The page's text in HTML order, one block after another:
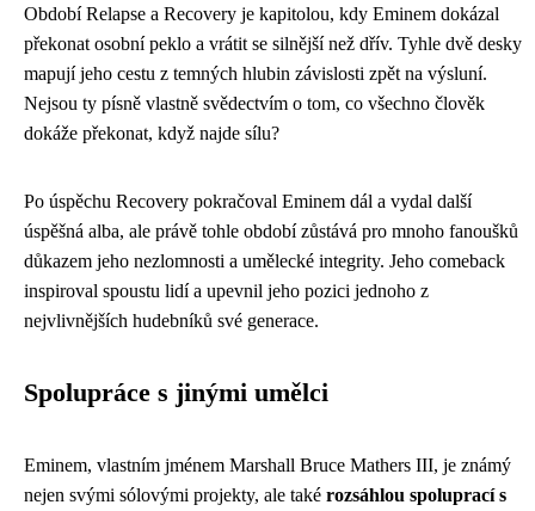
Období Relapse a Recovery je kapitolou, kdy Eminem dokázal
překonat osobní peklo a vrátit se silnější než dřív. Tyhle dvě desky
mapují jeho cestu z temných hlubin závislosti zpět na výsluní.
Nejsou ty písně vlastně svědectvím o tom, co všechno člověk
dokáže překonat, když najde sílu?
Po úspěchu Recovery pokračoval Eminem dál a vydal další
úspěšná alba, ale právě tohle období zůstává pro mnoho fanoušků
důkazem jeho nezlomnosti a umělecké integrity. Jeho comeback
inspiroval spoustu lidí a upevnil jeho pozici jednoho z
nejvlivnějších hudebníků své generace.
Spolupráce s jinými umělci
Eminem, vlastním jménem Marshall Bruce Mathers III, je známý
nejen svými sólovými projekty, ale také rozsáhlou spoluprací s